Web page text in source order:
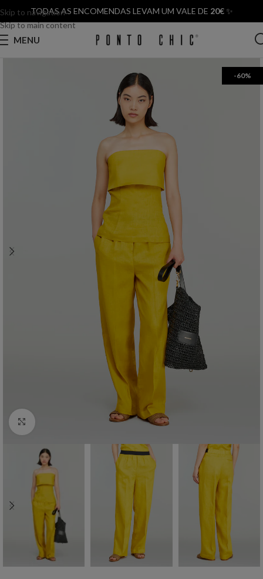
Skip to navigation
Skip to main content
TODAS AS ENCOMENDAS LEVAM UM VALE DE 20€✨
MENU
-60%
Click to enlarge